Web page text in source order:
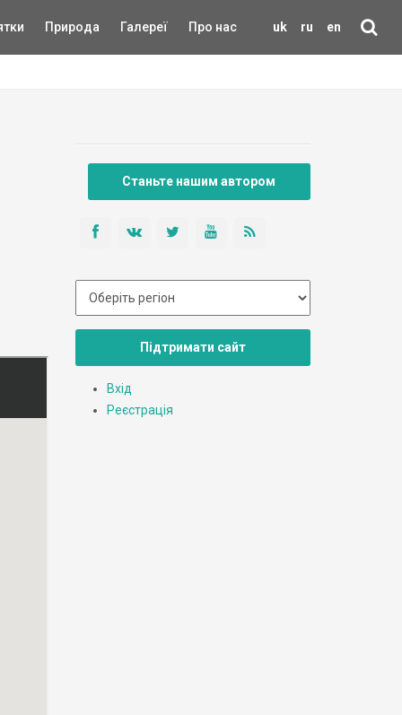
uk ru en
Природа Галереї Про нас
Станьте нашим автором
Підтримати сайт
Вхід
Реєстрація